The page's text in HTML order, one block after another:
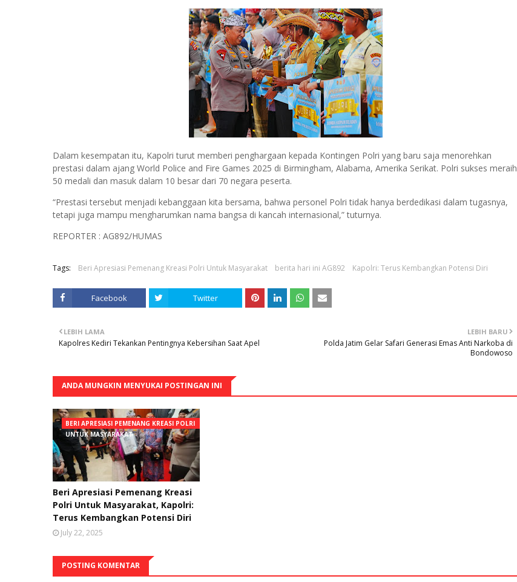
Dalam kesempatan itu, Kapolri turut memberi penghargaan kepada Kontingen Polri yang baru saja menorehkan
prestasi dalam ajang World Police and Fire Games 2025 di Birmingham, Alabama, Amerika Serikat. Polri sukses meraih
50 medali dan masuk dalam 10 besar dari 70 negara peserta.
“Prestasi tersebut menjadi kebanggaan kita bersama, bahwa personel Polri tidak hanya berdedikasi dalam tugasnya,
tetapi juga mampu mengharumkan nama bangsa di kancah internasional,” tuturnya.
REPORTER : AG892/HUMAS
Tags: Beri Apresiasi Pemenang Kreasi Polri Untuk Masyarakat berita hari ini AG892 Kapolri: Terus Kembangkan Potensi Diri
Facebook Twitter
LEBIH BARU
Polda Jatim Gelar Safari Generasi Emas Anti Narkoba di
Bondowoso
LEBIH LAMA
Kapolres Kediri Tekankan Pentingnya Kebersihan Saat Apel
ANDA MUNGKIN MENYUKAI POSTINGAN INI
BERI APRESIASI PEMENANG KREASI POLRI
UNTUK MASYARAKAT
Beri Apresiasi Pemenang Kreasi
Polri Untuk Masyarakat, Kapolri:
Terus Kembangkan Potensi Diri
July 22, 2025
POSTING KOMENTAR